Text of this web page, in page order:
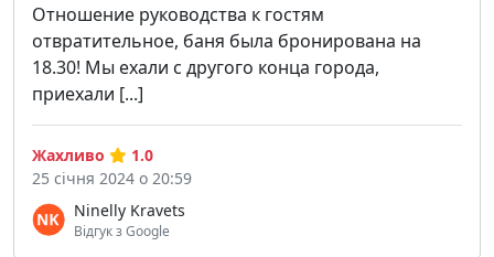
Отношение руководства к гостям
отвратительное, баня была бронирована на
18.30! Мы ехали с другого конца города,
приехали [...]
Ninelly Kravets
Відгук з Google
Жахливо
1.0
25 січня 2024 о 20:59